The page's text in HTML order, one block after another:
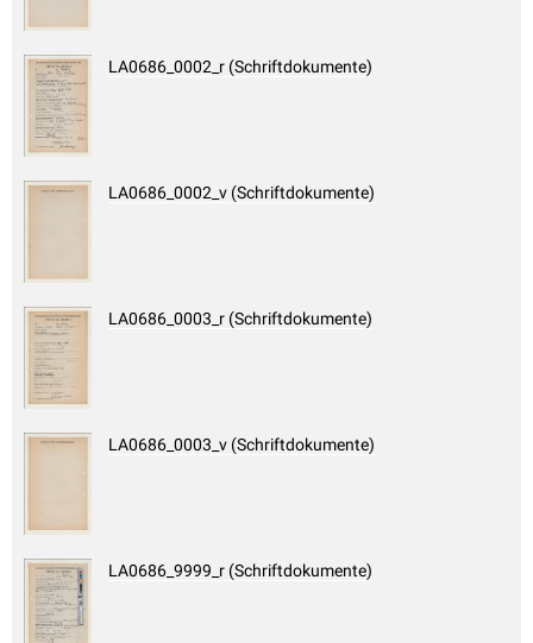
LA0686_0002_r (Schriftdokumente)
LA0686_0002_v (Schriftdokumente)
LA0686_0003_r (Schriftdokumente)
LA0686_0003_v (Schriftdokumente)
LA0686_9999_r (Schriftdokumente)